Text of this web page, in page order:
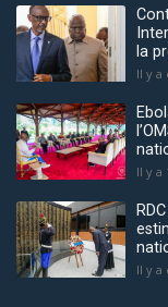
la
Il y
Il y a
Il y